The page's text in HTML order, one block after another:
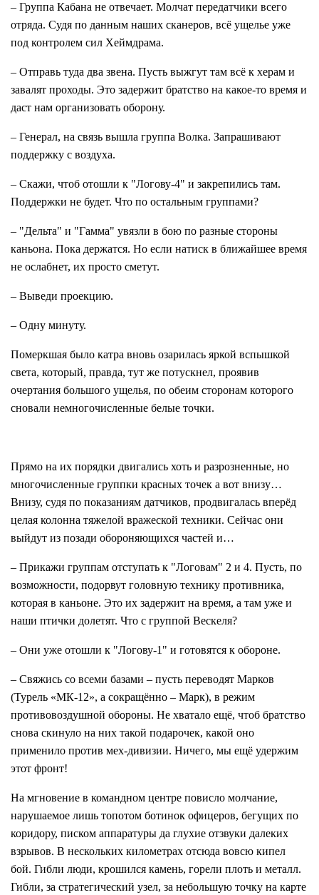
– Группа Кабана не отвечает. Молчат передатчики всего
отряда. Судя по данным наших сканеров, всё ущелье уже
под контролем сил Хеймдрама.
– Отправь туда два звена. Пусть выжгут там всё к херам и
завалят проходы. Это задержит братство на какое-то время и
даст нам организовать оборону.
– Генерал, на связь вышла группа Волка. Запрашивают
поддержку с воздуха.
– Скажи, чтоб отошли к "Логову-4" и закрепились там.
Поддержки не будет. Что по остальным группами?
– "Дельта" и "Гамма" увязли в бою по разные стороны
каньона. Пока держатся. Но если натиск в ближайшее время
не ослабнет, их просто сметут.
– Выведи проекцию.
– Одну минуту.
Померкшая было катра вновь озарилась яркой вспышкой
света, который, правда, тут же потускнел, проявив
очертания большого ущелья, по обеим сторонам которого
сновали немногочисленные белые точки.
Прямо на их порядки двигались хоть и разрозненные, но
многочисленные группки красных точек а вот внизу…
Внизу, судя по показаниям датчиков, продвигалась вперёд
целая колонна тяжелой вражеской техники. Сейчас они
выйдут из позади обороняющихся частей и…
– Прикажи группам отступать к "Логовам" 2 и 4. Пусть, по
возможности, подорвут головную технику противника,
которая в каньоне. Это их задержит на время, а там уже и
наши птички долетят. Что с группой Вескеля?
– Они уже отошли к "Логову-1" и готовятся к обороне.
– Свяжись со всеми базами – пусть переводят Марков
(Турель «МК-12», а сокращённо – Марк), в режим
противовоздушной обороны. Не хватало ещё, чтоб братство
снова скинуло на них такой подарочек, какой оно
применило против мех-дивизии. Ничего, мы ещё удержим
этот фронт!
На мгновение в командном центре повисло молчание,
нарушаемое лишь топотом ботинок офицеров, бегущих по
коридору, писком аппаратуры да глухие отзвуки далеких
взрывов. В нескольких километрах отсюда вовсю кипел
бой. Гибли люди, крошился камень, горели плоть и металл.
Гибли, за стратегический узел, за небольшую точку на карте